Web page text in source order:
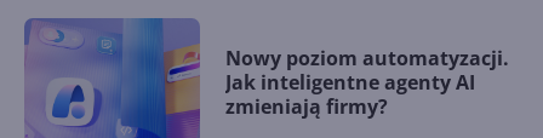
Nowy poziom automatyzacji.
Jak inteligentne agenty AI
zmieniają firmy?